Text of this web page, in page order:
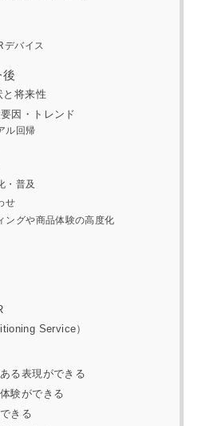
デバイス
後
と将来性
因・トレンド
ル回帰
・普及
せ
ングや商品体験の高度化
Service）
る表現ができる
験ができる
きる